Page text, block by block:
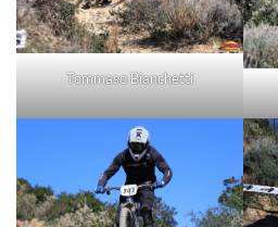
Tommaso Bianchetti